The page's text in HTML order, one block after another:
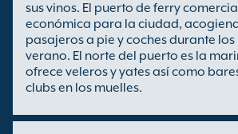
sus vinos. El puerto de ferry
económica para la ciudad,
pasajeros a pie y coches durante los
verano. El norte del puerto es la
ofrece veleros y yates así como
clubs en los muelles.